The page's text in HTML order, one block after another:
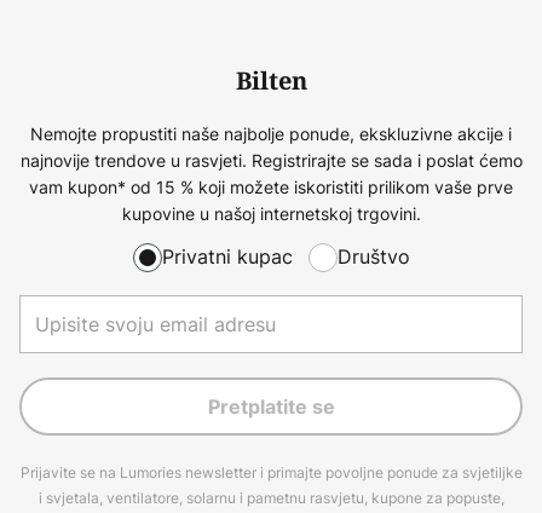
Bilten
Nemojte propustiti naše najbolje ponude, ekskluzivne akcije i
najnovije trendove u rasvjeti. Registrirajte se sada i poslat ćemo
vam kupon* od 15 % koji možete iskoristiti prilikom vaše prve
kupovine u našoj internetskoj trgovini.
Privatni kupac Društvo
Pretplatite se
Prijavite se na Lumories newsletter i primajte povoljne ponude za svjetiljke
i svjetala, ventilatore, solarnu i pametnu rasvjetu, kupone za popuste,